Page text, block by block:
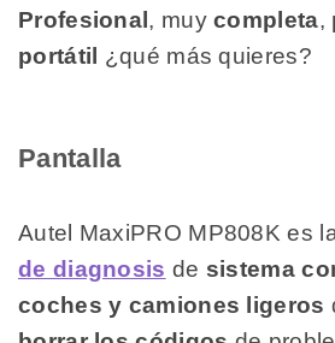
Profesional , muycompleta,
portátil
¿qué más quieres?
Pantalla
Autel MaxiPRO MP808K es
de diagnosis de sistema
coches y camiones ligeros